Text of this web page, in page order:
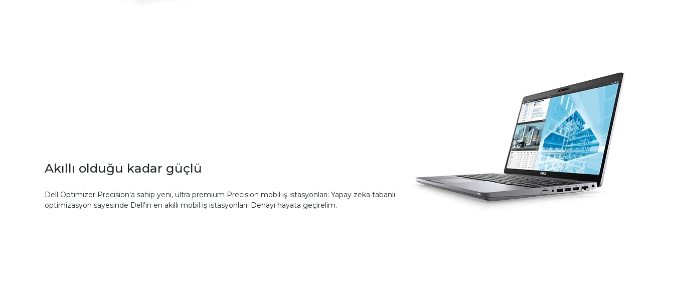
Akıllı olduğu kadar güçlü
Dell Optimizer Precision'a sahip yeni, ultra premium Precision mobil iş istasyonları: Yapay zeka tabanlı
optimizasyon sayesinde Dell'in en akıllı mobil iş istasyonları. Dehayı hayata geçirelim.